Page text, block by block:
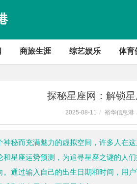
商旅生涯 综艺娱乐 体育
探秘星座网：解锁
2025-08-11 / 裕华信息港
神秘而充满魅力的虚拟空间，许多人在
和星座运势预测，为追寻星座之谜的人
。通过输入自己的出生日期和时间，用